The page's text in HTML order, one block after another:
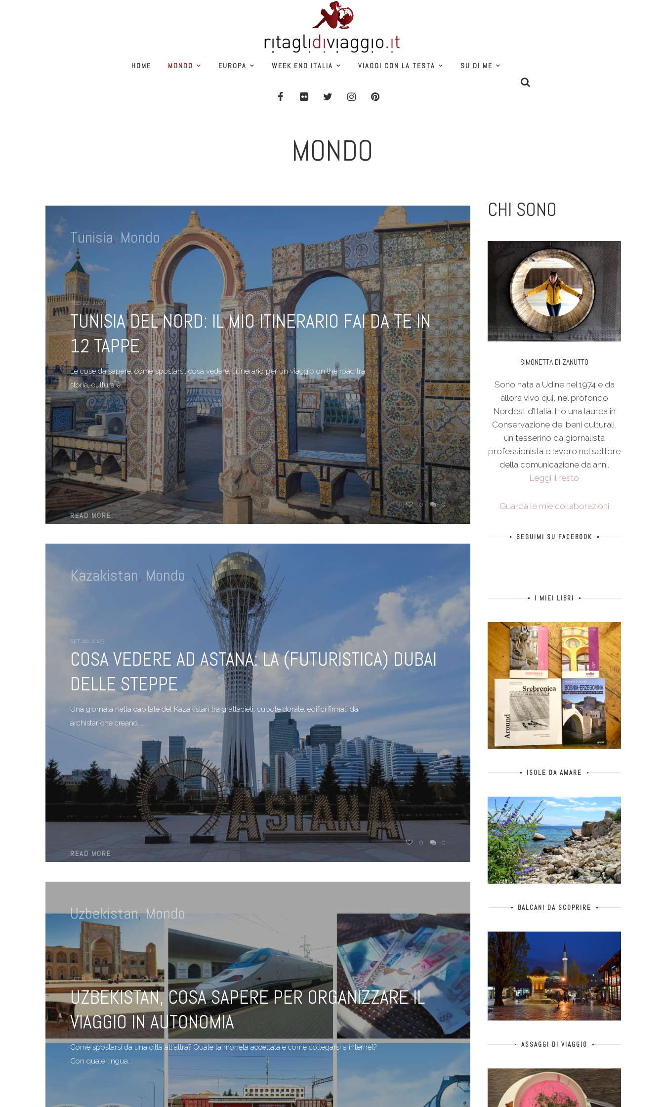
HOME MONDO EUROPA WEEK END ITALIA VIAGGI CON LA TESTA SU DI ME
MONDO
Tunisia, Mondo
FEB 22, 2026
TUNISIA DEL NORD: IL MIO ITINERARIO FAI DA TE IN
12 TAPPE
Le cose da sapere, come spostarsi, cosa vedere, l'itinerario per un viaggio on the road tra
storia, cultura e...
READ MORE
0 0
Kazakistan, Mondo
SET 20, 2025
COSA VEDERE AD ASTANA: LA (FUTURISTICA) DUBAI
DELLE STEPPE
Una giornata nella capitale del Kazakistan tra grattacieli, cupole dorate, edifici firmati da
archistar che creano...
READ MORE
0 0
Uzbekistan,Mondo
SET 6, 2025
UZBEKISTAN, COSA SAPERE PER ORGANIZZARE IL
VIAGGIO IN AUTONOMIA
Come spostarsi da una città all'altra? Quale la moneta accettata e come collegarsi a internet?
Con quale lingua...
CHI SONO
SIMONETTA DI ZANUTTO
Sono nata a Udine nel 1974 e da
allora vivo qui, nel profondo
Nordest d’Italia. Ho una laurea in
Conservazione dei beni culturali,
un tesserino da giornalista
professionista e lavoro nel settore
della comunicazione da anni.
Leggi il resto
Guarda le mie collaborazioni
SEGUIMI SU FACEBOOK
I MIEI LIBRI
ISOLE DA AMARE
BALCANI DA SCOPRIRE
ASSAGGI DI VIAGGIO